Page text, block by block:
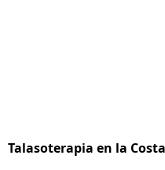
Talasoterapia en la